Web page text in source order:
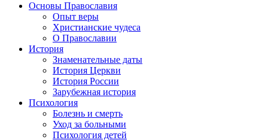
Основы Православия
Опыт веры
Христианские чудеса
О Православии
История
Знаменательные даты
История Церкви
История России
Зарубежная история
Психология
Болезнь и смерть
Уход за больными
Психология детей